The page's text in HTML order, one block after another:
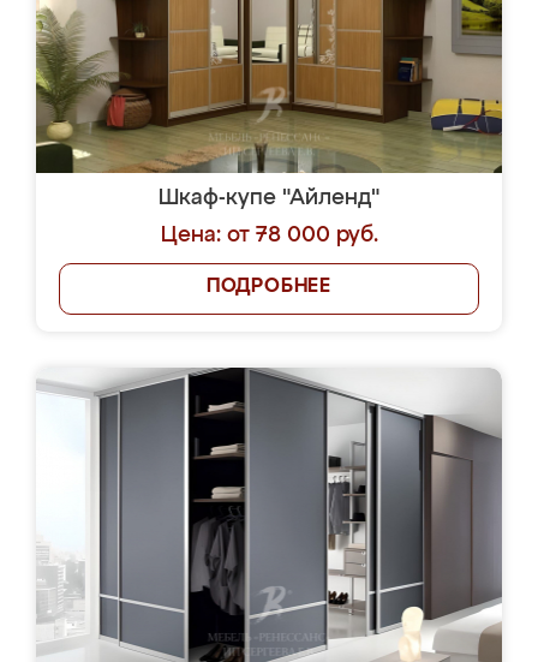
Шкаф-купе "Айленд"
Цена: от 78 000 руб.
ПОДРОБНЕЕ